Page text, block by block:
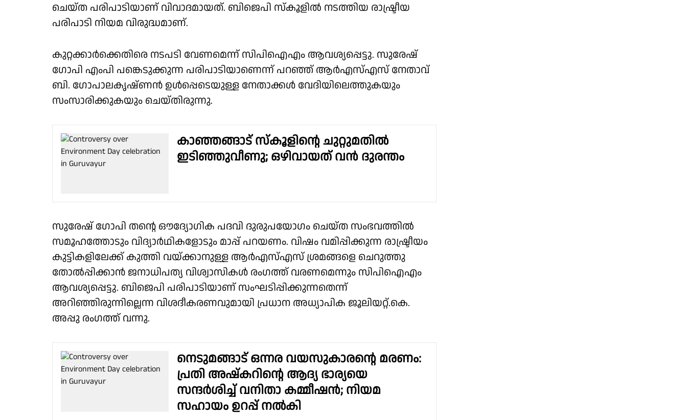
ചെയ്ത പരിപാടിയാണ് വിവാദമായത്. ബിജെപി സ്കൂളിൽ നടത്തിയ രാഷ്ട്രീയ
പരിപാടി നിയമ വിരുദ്ധമാണ്.
കുറ്റക്കാർക്കെതിരെ നടപടി വേണമെന്ന് സിപിഐഎം ആവശ്യപ്പെട്ടു. സുരേഷ്
ഗോപി എംപി പങ്കെടുക്കുന്ന പരിപാടിയാണെന്ന് പറഞ്ഞ് ആർഎസ്എസ് നേതാവ്
ബി. ഗോപാലകൃഷ്ണൻ ഉൾപ്പെടെയുള്ള നേതാക്കൾ വേദിയിലെത്തുകയും
സംസാരിക്കുകയും ചെയ്തിരുന്നു.
കാഞ്ഞങ്ങാട് സ്കൂളിൻ്റെ ചുറ്റുമതിൽ
ഇടിഞ്ഞുവീണു; ഒഴിവായത് വൻ ദുരന്തം
സുരേഷ് ഗോപി തൻ്റെ ഔദ്യോഗിക പദവി ദുരുപയോഗം ചെയ്ത സംഭവത്തിൽ
സമൂഹത്തോടും വിദ്യാർഥികളോടും മാപ്പ് പറയണം. വിഷം വമിപ്പിക്കുന്ന രാഷ്ട്രീയം
കുട്ടികളിലേക്ക് കുത്തി വയ്ക്കാനുള്ള ആർഎസ്എസ് ശ്രമങ്ങളെ ചെറുത്തു
തോൽപ്പിക്കാൻ ജനാധിപത്യ വിശ്വാസികൾ രംഗത്ത് വരണമെന്നും സിപിഐഎം
ആവശ്യപ്പെട്ടു. ബിജെപി പരിപാടിയാണ് സംഘടിപ്പിക്കുന്നതെന്ന്
അറിഞ്ഞിരുന്നില്ലെന്ന വിശദീകരണവുമായി പ്രധാന അധ്യാപിക ജൂലിയറ്റ്.കെ.
അപ്പു രംഗത്ത് വന്നു.
നെടുമങ്ങാട് ഒന്നര വയസുകാരൻ്റെ മരണം:
പ്രതി അഷ്‌കറിന്റെ ആദ്യ ഭാര്യയെ
സന്ദര്‍ശിച്ച് വനിതാ കമ്മീഷന്‍; നിയമ
സഹായം ഉറപ്പ് നല്‍കി